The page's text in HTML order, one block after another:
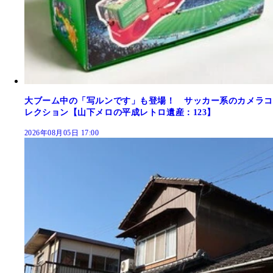
大ブーム中の「写ルンです」も登場！ サッカー系のカメラコ
レクション【山下メロの平成レトロ遺産：123】
2026年08月05日 17:00